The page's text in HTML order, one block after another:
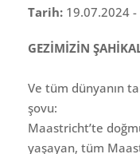
Tarih: 19.07.2024
GEZİMİZİN
Ve tüm dünyanın
şovu:
Maastricht’te
yaşayan, tüm